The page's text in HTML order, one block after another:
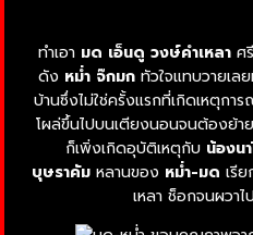
ทำเอา มด เอ็นดู วงษ์คำเหลาศ
ดัง หม่ำ จ๊กมกทัวใจแทบวายเล
บ้านซึ่งไม่ใช่ครั้งแรกที่เกิดเหตุกา
โผล่ขึ้นไปบนเตียงนอนจนต้องย้
ก็เพิ่งเกิดอุบัติเหตุกับ น้องน
บุษราคัม หลานของ หม่ำ-มด เรี
เหลา ช็อกจนผวา